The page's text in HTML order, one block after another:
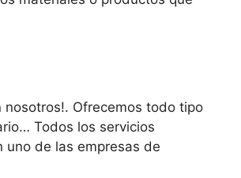
nosotros!. Ofrecemos todo tipo
Todos los servicios
uno de las empresas de